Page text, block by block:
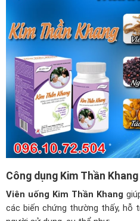
Công dụng Kim Thần Khang
Viên uống Kim Thần Khang
các biến chứng thường thấy, hỗ